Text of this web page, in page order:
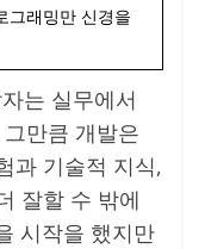
그래밍만 신경을
는 실무에서
만큼 개발은
과 기술적 지식,
잘할 수 밖에
시작을 했지만